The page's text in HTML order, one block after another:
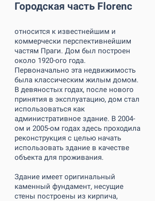
Городская часть Florenc
относится к известнейшим и
коммерчески перспективнейшим
частям Праги. Дом был построен
около 1920-ого года.
Первоначально эта недвижимость
была классическим жилым домом.
В девяностых годах, после нового
принятия в эксплуатацию, дом стал
использоваться как
административное здание. В 2004-
ом и 2005-ом годах здесь проходила
реконструкция с целью начать
использовать здание в качестве
объекта для проживания.
Здание имеет оригинальный
каменный фундамент, несущие
стены построены из кирпича,